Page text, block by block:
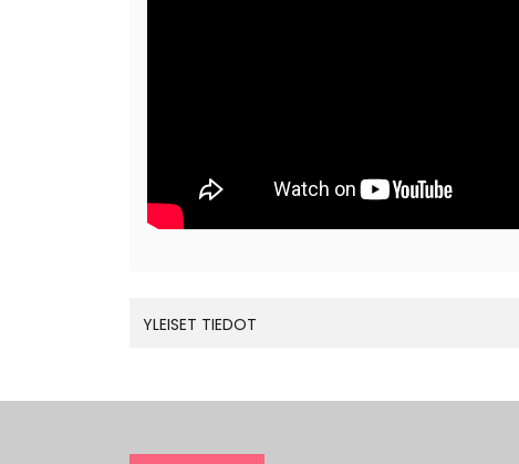
YLEISET TIEDOT